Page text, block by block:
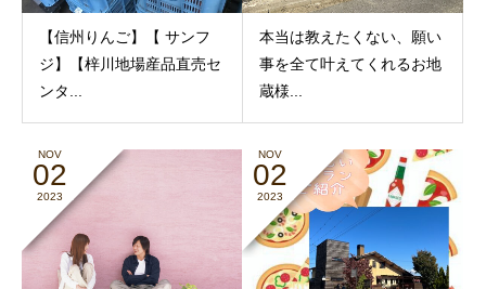
【信州りんご】【 サンフ
ジ】【梓川地場産品直売セ
ンタ...
本当は教えたくない、願い
事を全て叶えてくれるお地
蔵様...
NOV
02
2023
NOV
02
2023